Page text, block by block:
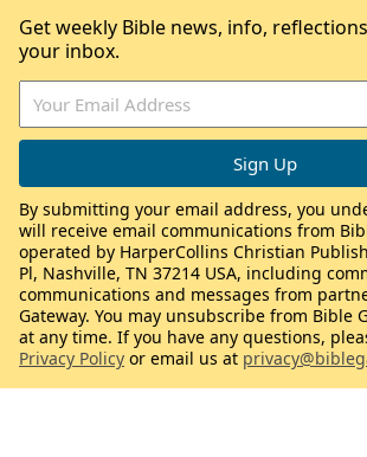
Get weekly Bible news, info,
your inbox.
By submitting your email address, you
will receive email communications from
operated by HarperCollins Christian
Pl, Nashville, TN 37214 USA, including
communications and messages from
Gateway. You may unsubscribe from Bible
at any time. If you have any questions,
Privacy Policy or email us at